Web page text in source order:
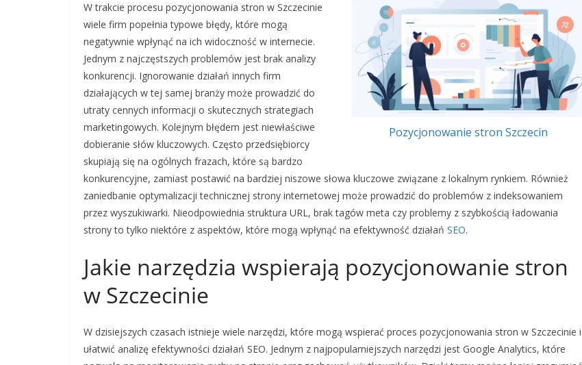
Pozycjonowanie stron Szczecin
W trakcie procesu pozycjonowania stron w Szczecinie
wiele firm popełnia typowe błędy, które mogą
negatywnie wpłynąć na ich widoczność w internecie.
Jednym z najczęstszych problemów jest brak analizy
konkurencji. Ignorowanie działań innych firm
działających w tej samej branży może prowadzić do
utraty cennych informacji o skutecznych strategiach
marketingowych. Kolejnym błędem jest niewłaściwe
dobieranie słów kluczowych. Często przedsiębiorcy
skupiają się na ogólnych frazach, które są bardzo
konkurencyjne, zamiast postawić na bardziej niszowe słowa kluczowe związane z lokalnym rynkiem. Również
zaniedbanie optymalizacji technicznej strony internetowej może prowadzić do problemów z indeksowaniem
przez wyszukiwarki. Nieodpowiednia struktura URL, brak tagów meta czy problemy z szybkością ładowania
strony to tylko niektóre z aspektów, które mogą wpłynąć na efektywność działań SEO.
Jakie narzędzia wspierają pozycjonowanie stron
w Szczecinie
W dzisiejszych czasach istnieje wiele narzędzi, które mogą wspierać proces pozycjonowania stron w Szczecinie i
ułatwić analizę efektywności działań SEO. Jednym z najpopularniejszych narzędzi jest Google Analytics, które